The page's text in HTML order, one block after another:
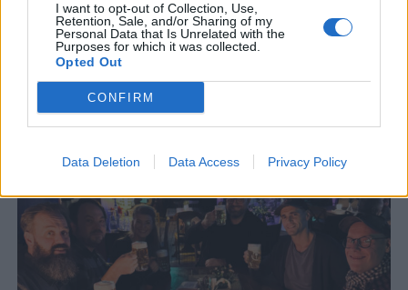
I want to opt-out of Collection, Use,
Retention, Sale, and/or Sharing of my
Personal Data that Is Unrelated with the
Purposes for which it was collected.
Opted Out
CONFIRM
Data Deletion Data Access Privacy Policy
Steg för steg: Håll en lyckad ölprovning
Tobias Janius och Fredrik Berggren från Beernews-teamet delar
med sig av sina bästa tips på hur du håller lyckade ölprovningar
för olika...